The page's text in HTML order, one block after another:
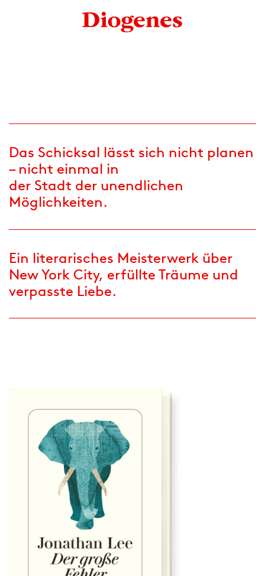
Das Schicksal lässt sich nicht planen
– nicht einmal in
der Stadt der unendlichen
Möglichkeiten.
Ein literarisches Meisterwerk über
New York City, erfüllte Träume und
verpasste Liebe.